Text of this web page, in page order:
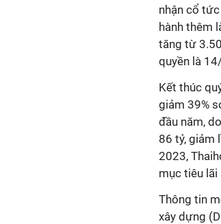
nhận cổ
hành thêm
tăng từ
quyền là
Kết thúc
giảm 39%
đầu năm,
86 tỷ, giảm
2023,
mục tiêu lãi
Thông tin
xây dựng